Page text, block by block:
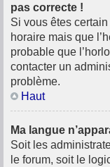
pas correcte !
Si vous êtes
horaire mais que
probable que
contacter un
problème.
Haut
Ma langue
Soit les
le forum, soit le